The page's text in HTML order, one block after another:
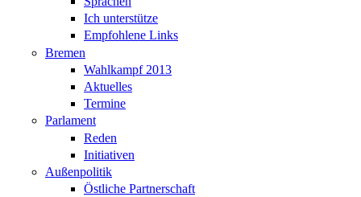
Ich unterstütze
Empfohlene Links
Bremen
Wahlkampf 2013
Aktuelles
Termine
Parlament
Reden
Initiativen
Außenpolitik
Östliche Partnerschaft